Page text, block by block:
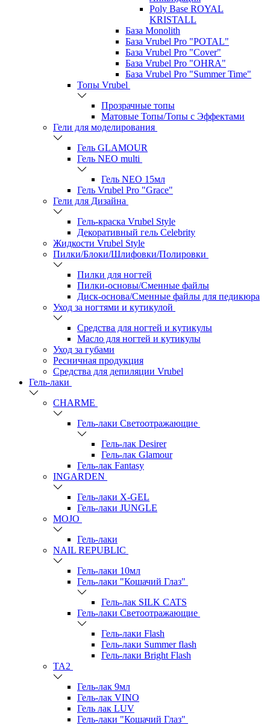
Poly Base ROYAL
KRISTALL
База Monolith
База Vrubel Pro "POTAL"
База Vrubel Pro "Сover"
База Vrubel Pro "OHRA"
База Vrubel Pro "Summer Time"
Топы Vrubel
Прозрачные топы
Матовые Топы/Топы с Эффектами
Гели для моделирования
Гель GLAMOUR
Гель NEO multi
Гель NEO 15мл
Гель Vrubel Pro "Grace"
Гели для Дизайна
Гель-краска Vrubel Style
Декоративный гель Celebrity
Жидкости Vrubel Style
Пилки/Блоки/Шлифовки/Полировки
Пилки для ногтей
Пилки-основы/Сменные файлы
Диск-основа/Сменные файлы для педикюра
Уход за ногтями и кутикулой
Средства для ногтей и кутикулы
Масло для ногтей и кутикулы
Уход за губами
Ресничная продукция
Средства для депиляции Vrubel
Гель-лаки
СHARME
Гель-лаки Светоотражающие
Гель-лак Desirer
Гель-лак Glamour
Гель-лак Fantasy
INGARDEN
Гель-лаки Х-GEL
Гель-лаки JUNGLE
MOJO
Гель-лаки
NAIL REPUBLIC
Гель-лаки 10мл
Гель-лаки "Кошачий Глаз"
Гель-лак SILK CATS
Гель-лаки Светоотражающие
Гель-лаки Flash
Гель-лаки Summer flash
Гель-лаки Bright Flash
TA2
Гель-лак 9мл
Гель-лак VINO
Гель лак LUV
Гель-лаки "Кошачий Глаз"